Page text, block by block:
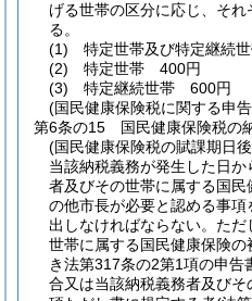
げる世帯の区分に応じ、それ
る。
(1)
特定世帯及び特定継続
(2)
特定世帯 400円
(3)
特定継続世帯 600円
(国民健康保険税に関する申
第6条の15
国民健康保険税の
(国民健康保険税の賦課期日
当該納税義務が発生した日か
者及びその世帯に属する国
の他市長が必要と認める事
出しなければならない。 ただ
世帯に属する国民健康保険
き法第317条の2第1項の申
合又は当該納税義務者及び